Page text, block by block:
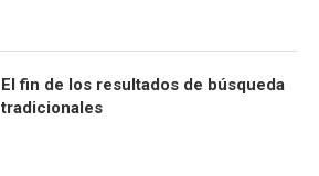
El fin de los resultados de búsqueda
tradicionales